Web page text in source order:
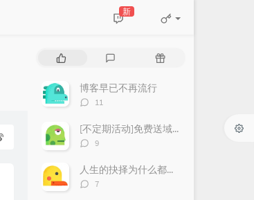
新
章
评
随
博客早已不再流行
评
数：
11
[不定期活动]免费送域名或空间
评
数：
9
人生的抉择为什么都这么让人无奈？
评
7